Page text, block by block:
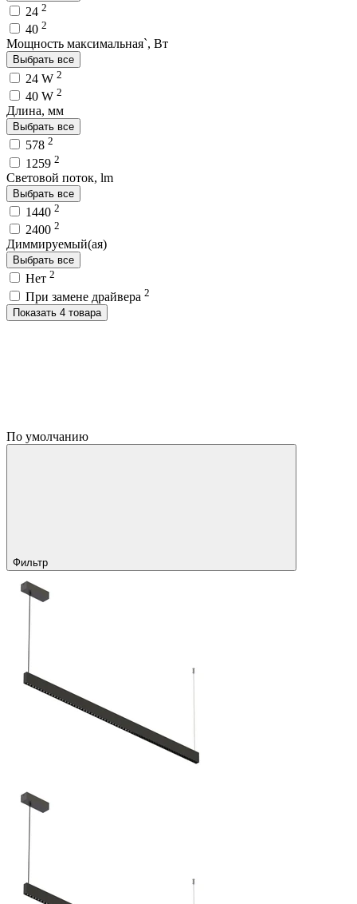
24 2
40 2
Мощность максимальная`, Вт
Выбрать все
24 W 2
40 W 2
Длина, мм
Выбрать все
578 2
1259 2
Световой поток, lm
Выбрать все
1440 2
2400 2
Диммируемый(ая)
Выбрать все
Нет 2
При замене драйвера 2
Показать 4 товара
По умолчанию
Фильтр